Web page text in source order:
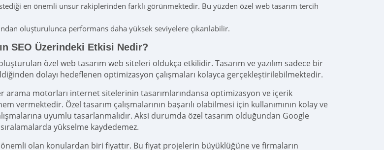
en önemli unsur rakiplerinden farklı görünmektedir. Bu yüzden özel web tasarım tercih
oluşturulunca performans daha yüksek seviyelere çıkarılabilir.
SEO Üzerindeki Etkisi Nedir?
özel web tasarım web siteleri oldukça etkilidir. Tasarım ve yazılım sadece bir
dolayı hedeflenen optimizasyon çalışmaları kolayca gerçekleştirilebilmektedir.
arama motorları internet sitelerinin tasarımlarındansa optimizasyon ve içerik
vermektedir. Özel tasarım çalışmalarının başarılı olabilmesi için kullanımının kolay ve
uyumlu tasarlanmalıdır. Aksi durumda özel tasarım olduğundan Google
yükselme kaydedemez.
önemli olan konulardan biri fiyattır. Bu fiyat projelerin büyüklüğüne ve firmaların